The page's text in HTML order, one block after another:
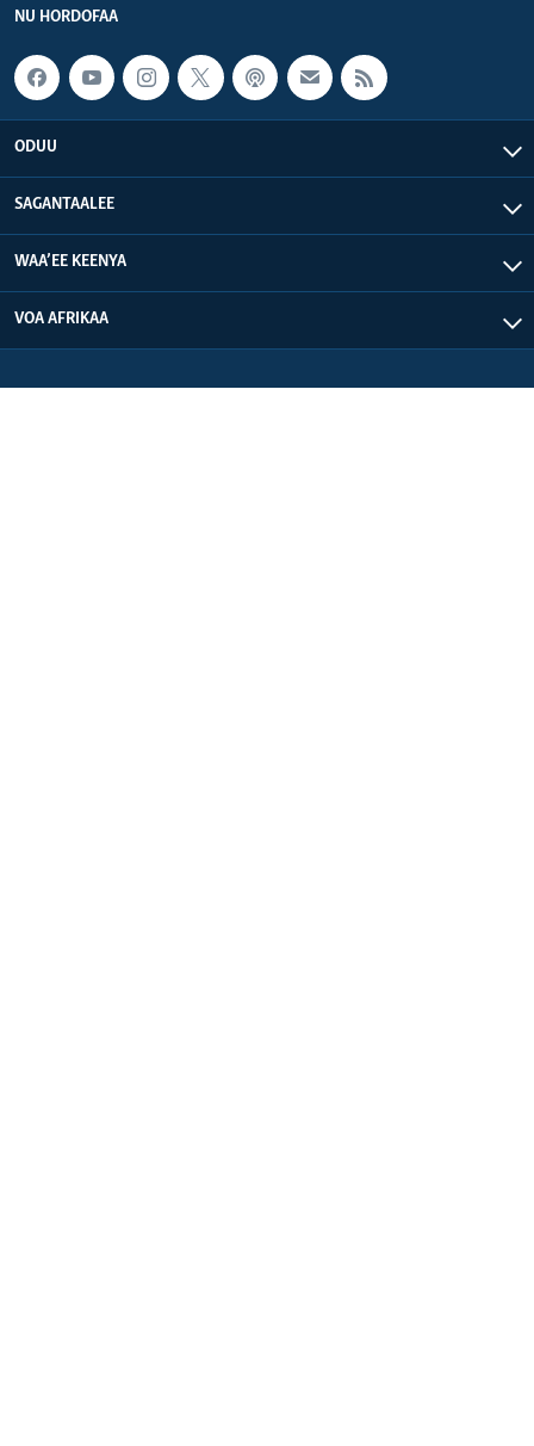
NU HORDOFAA
ODUU
SAGANTAALEE
WAA’EE KEENYA
VOA AFRIKAA